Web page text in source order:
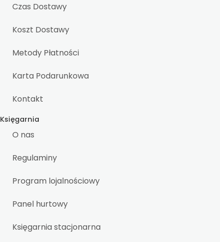
Czas Dostawy
Koszt Dostawy
Metody Płatności
Karta Podarunkowa
Kontakt
Księgarnia
O nas
Regulaminy
Program lojalnościowy
Panel hurtowy
Księgarnia stacjonarna